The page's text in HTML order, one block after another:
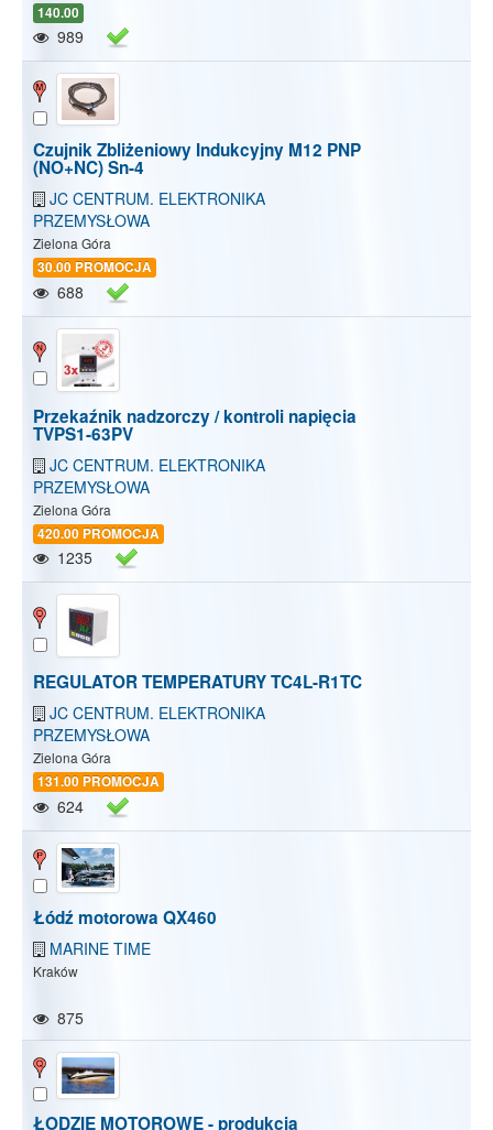
140.00
989
Czujnik Zbliżeniowy Indukcyjny M12 PNP
(NO+NC) Sn-4
JC CENTRUM. ELEKTRONIKA
PRZEMYSŁOWA
Zielona Góra
30.00 PROMOCJA
688
Przekaźnik nadzorczy / kontroli napięcia
TVPS1-63PV
JC CENTRUM. ELEKTRONIKA
PRZEMYSŁOWA
Zielona Góra
420.00 PROMOCJA
1235
REGULATOR TEMPERATURY TC4L-R1TC
JC CENTRUM. ELEKTRONIKA
PRZEMYSŁOWA
Zielona Góra
131.00 PROMOCJA
624
Łódź motorowa QX460
MARINE TIME
Kraków
875
ŁODZIE MOTOROWE - produkcja